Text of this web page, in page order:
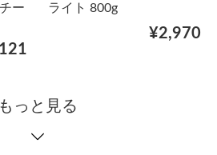
ー
ライト 800g
¥2,970
もっと見る